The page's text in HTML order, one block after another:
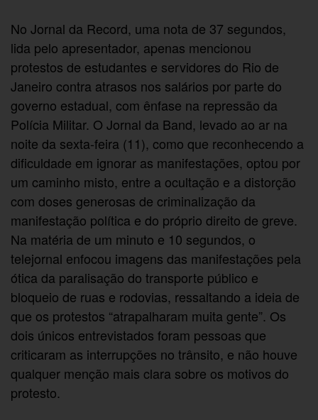
No Jornal da Record, uma nota de 37 segundos,
lida pelo apresentador, apenas mencionou
protestos de estudantes e servidores do Rio de
Janeiro contra atrasos nos salários por parte do
governo estadual, com ênfase na repressão da
Polícia Militar. O Jornal da Band, levado ao ar na
noite da sexta-feira (11), como que reconhecendo a
dificuldade em ignorar as manifestações, optou por
um caminho misto, entre a ocultação e a distorção
com doses generosas de criminalização da
manifestação política e do próprio direito de greve.
Na matéria de um minuto e 10 segundos, o
telejornal enfocou imagens das manifestações pela
ótica da paralisação do transporte público e
bloqueio de ruas e rodovias, ressaltando a ideia de
que os protestos “atrapalharam muita gente”. Os
dois únicos entrevistados foram pessoas que
criticaram as interrupções no trânsito, e não houve
qualquer menção mais clara sobre os motivos do
protesto.